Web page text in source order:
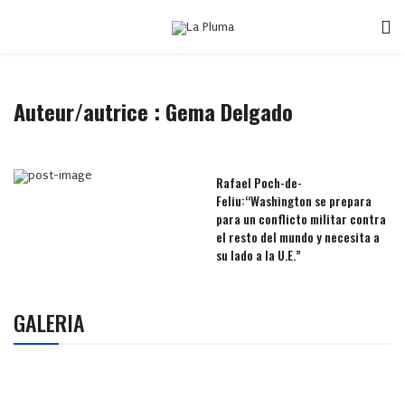
Auteur/autrice : Gema Delgado
Rafael Poch-de-
Feliu:“Washington se prepara
para un conflicto militar contra
el resto del mundo y necesita a
su lado a la U.E.”
GALERIA